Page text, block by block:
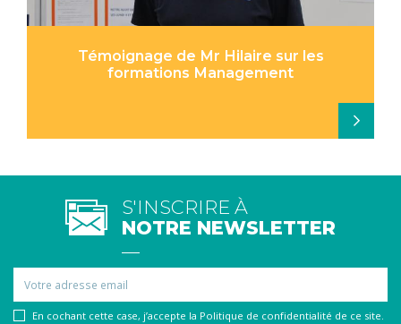
Témoignage de Mr Hilaire sur les
formations Management
S'INSCRIRE À
NOTRE NEWSLETTER
En cochant cette case, j’accepte la Politique de confidentialité de ce site.